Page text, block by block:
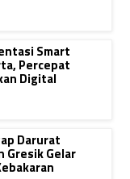
Smart
Percepat
Digital
Darurat
Gresik Gelar